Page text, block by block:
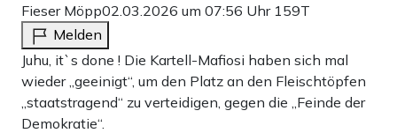
Fieser Möpp02.03.2026 um 07:56 Uhr 159T
Melden
Juhu, it`s done ! Die Kartell-Mafiosi haben sich mal
wieder „geeinigt“, um den Platz an den Fleischtöpfen
„staatstragend“ zu verteidigen, gegen die „Feinde der
Demokratie“.